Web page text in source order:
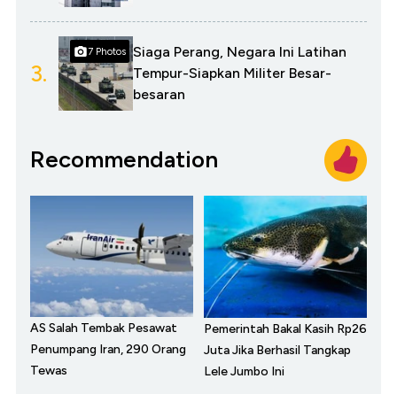
3.
7 Photos
Siaga Perang, Negara Ini Latihan
Tempur-Siapkan Militer Besar-
besaran
Recommendation
AS Salah Tembak Pesawat
Penumpang Iran, 290 Orang
Tewas
Pemerintah Bakal Kasih Rp26
Juta Jika Berhasil Tangkap
Lele Jumbo Ini